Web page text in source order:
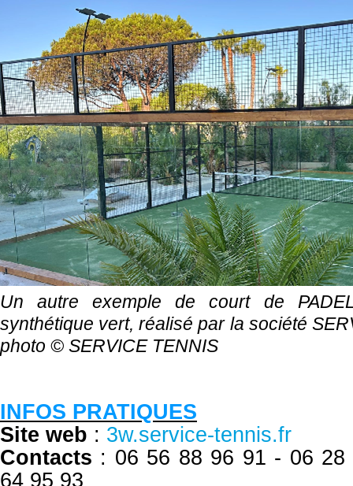
Un autre exemple de court de
synthétique vert, réalisé par la société
photo © SERVICE TENNIS
INFOS PRATIQUES
Site web : 3w.service-tennis.fr
Contacts : 06 56 88 96 91 - 06
64 95 93